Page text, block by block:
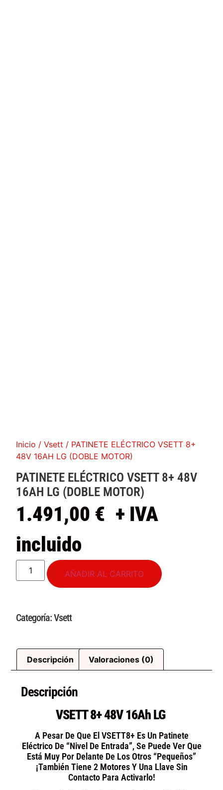
Inicio /Vsett / PATINETE ELÉCTRICO VSETT 8+
48V 16AH LG (DOBLE MOTOR)
PATINETE ELÉCTRICO VSETT 8+ 48V
16AH LG (DOBLE MOTOR)
1.491,00 € + IVA
incluido
AÑADIR AL CARRITO
Categoría:Vsett
Descripción Valoraciones (0)
Descripción
VSETT 8+ 48V 16Ah LG
A Pesar De Que El VSETT8+ Es Un Patinete
Eléctrico De “nivel De Entrada”, Se Puede Ver Que
Está Muy Por Delante De Los Otros “pequeños”
¡También Tiene 2 Motores Y Una Llave Sin
Contacto Para Activarlo!